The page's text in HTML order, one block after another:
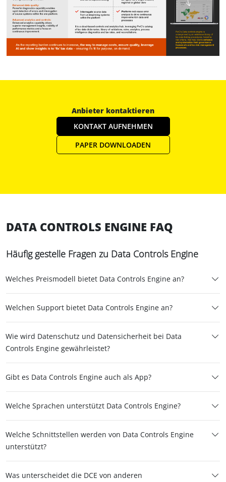
Anbieter kontaktieren
KONTAKT AUFNEHMEN
PAPER DOWNLOADEN
DATA CONTROLS ENGINE FAQ
Häufig gestelle Fragen zu Data Controls Engine
Welches Preismodell bietet Data Controls Engine an?
Welchen Support bietet Data Controls Engine an?
Wie wird Datenschutz und Datensicherheit bei Data
Controls Engine gewährleistet?
Gibt es Data Controls Engine auch als App?
Welche Sprachen unterstützt Data Controls Engine?
Welche Schnittstellen werden von Data Controls Engine
unterstützt?
Was unterscheidet die DCE von anderen